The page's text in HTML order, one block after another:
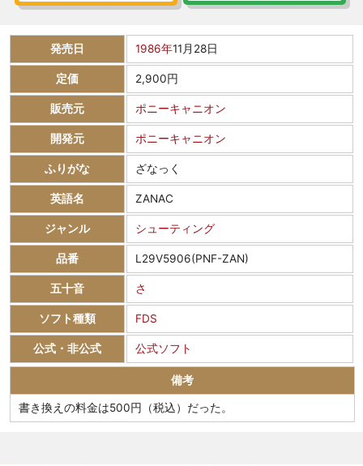
発売日 1986年11月28日
定価 2,900円
販売元 ポニーキャニオン
開発元 ポニーキャニオン
ふりがな ざなっく
英語名 ZANAC
ジャンル シューティング
品番 L29V5906(PNF-ZAN)
五十音 さ
ソフト種類 FDS
公式・非公式 公式ソフト
備考
書き換えの料金は500円（税込）だった。